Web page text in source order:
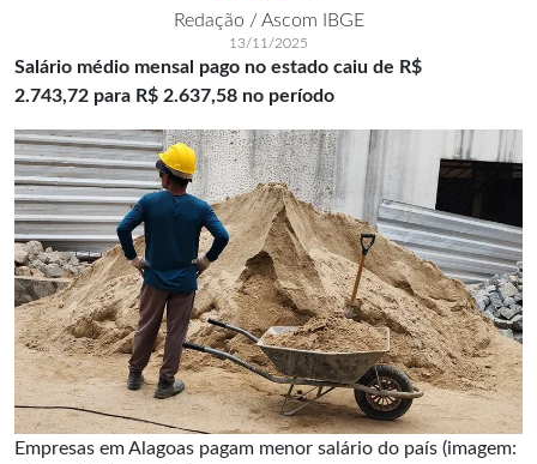
Redação / Ascom IBGE
13/11/2025
Salário médio mensal pago no estado caiu de R$
2.743,72 para R$ 2.637,58 no período
Empresas em Alagoas pagam menor salário do país (imagem: